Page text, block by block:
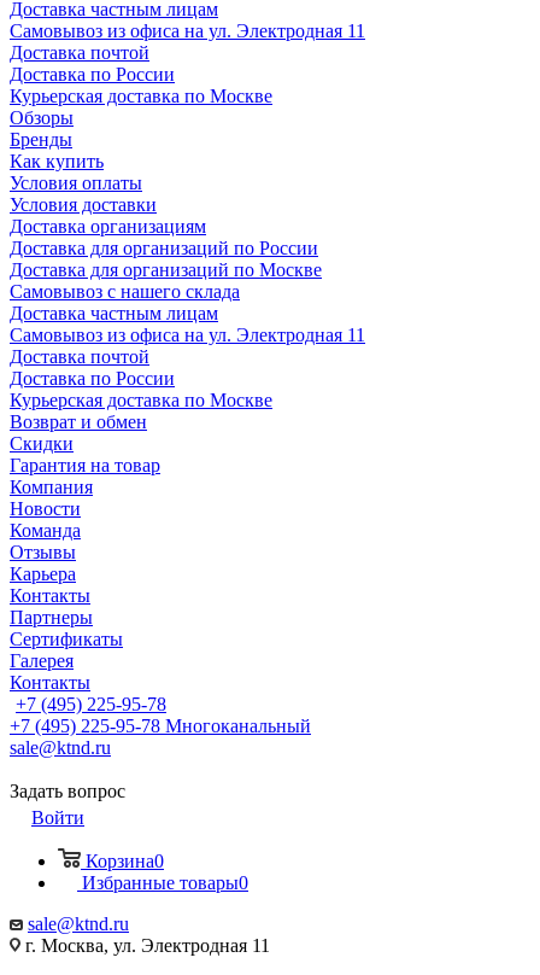
Доставка частным лицам
Самовывоз из офиса на ул. Электродная 11
Доставка почтой
Доставка по России
Курьерская доставка по Москве
Обзоры
Бренды
Как купить
Условия оплаты
Условия доставки
Доставка организациям
Доставка для организаций по России
Доставка для организаций по Москве
Самовывоз с нашего склада
Доставка частным лицам
Самовывоз из офиса на ул. Электродная 11
Доставка почтой
Доставка по России
Курьерская доставка по Москве
Возврат и обмен
Скидки
Гарантия на товар
Компания
Новости
Команда
Отзывы
Карьера
Контакты
Партнеры
Сертификаты
Галерея
Контакты
+7 (495) 225-95-78
+7 (495) 225-95-78 Многоканальный
sale@ktnd.ru
Задать вопрос
Войти
Корзина0
Избранные товары0
sale@ktnd.ru
г. Москва, ул. Электродная 11